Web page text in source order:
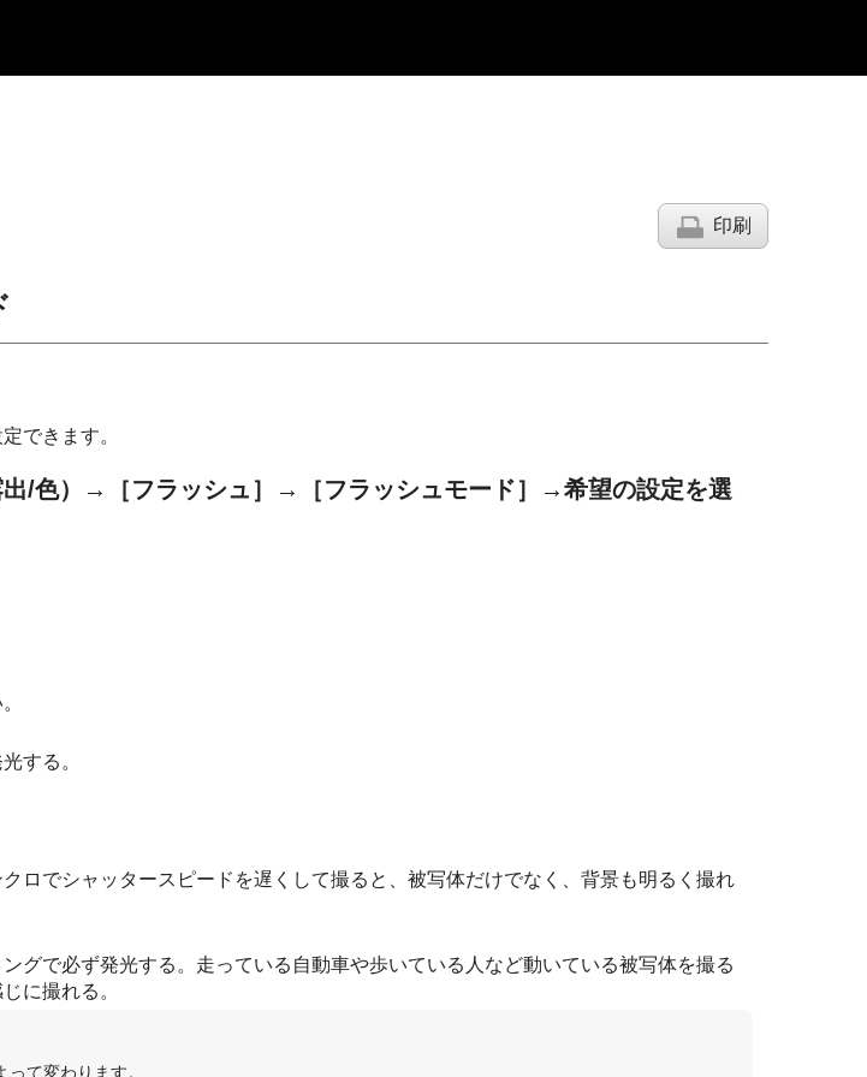
印刷
できます。
/色）→ ［フラッシュ］ → ［フラッシュモード］
→希望の設定を選
する。
ロでシャッタースピードを遅くして撮ると、被写体だけでなく、背景も明るく撮れ
グで必ず発光する。走っている自動車や歩いている人など動いている被写体を撮る
に撮れる。
て変わります。